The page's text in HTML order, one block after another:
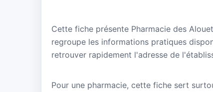
Cette fiche présente Pharmacie des
regroupe les informations pratiques
retrouver rapidement l'adresse de
Pour une pharmacie, cette fiche sert